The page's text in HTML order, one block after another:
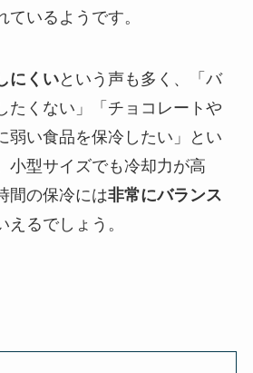
いるようです。
にくいという声も多く、「バ
たくない」「チョコレートや
弱い食品を保冷したい」とい
小型サイズでも冷却力が高
間の保冷には非常にバランス
えるでしょう。